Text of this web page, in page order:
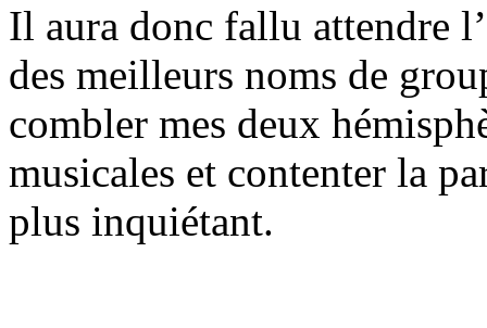
Il aura donc fallu attendre
des meilleurs noms de
combler mes deux
musicales et contenter la
plus inquiétant.